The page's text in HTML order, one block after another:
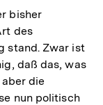
bisher
des
stand. Zwar ist
daß das, was
die
nun politisch